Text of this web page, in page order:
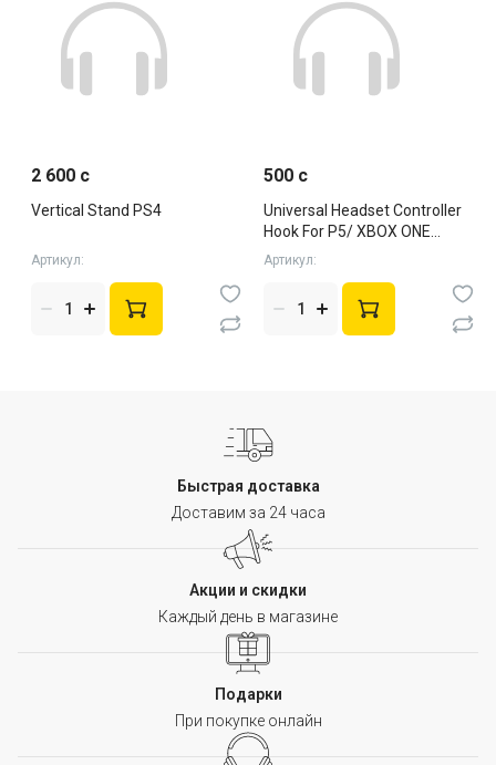
2 600 c
Vertical Stand PS4
Артикул:
500 c
Universal Headset Controller
Hook For P5/ XBOX ONE
Series X/S черн
Артикул:
Быстрая доставка
Доставим за 24 часа
Акции и скидки
Каждый день в магазине
Подарки
При покупке онлайн